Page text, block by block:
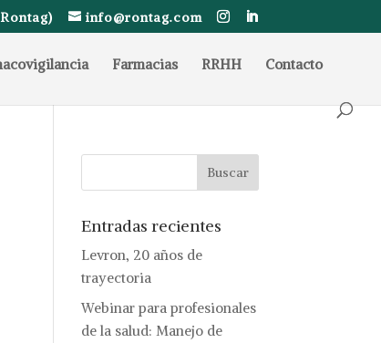
info@rontag.com
Farmacias RRHH Contacto
Entradas recientes
Levron, 20 años de
trayectoria
Webinar para profesionales
de la salud: Manejo de